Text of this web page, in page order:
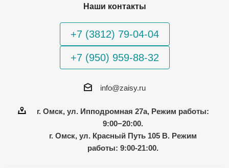
Наши контакты
+7 (3812) 79-04-04
+7 (950) 959-88-32
info@zaisy.ru
г. Омск, ул. Ипподромная 27а, Режим работы:
9:00−20:00.
г. Омск, ул. Красный Путь 105 В. Режим
работы: 9:00-21:00.